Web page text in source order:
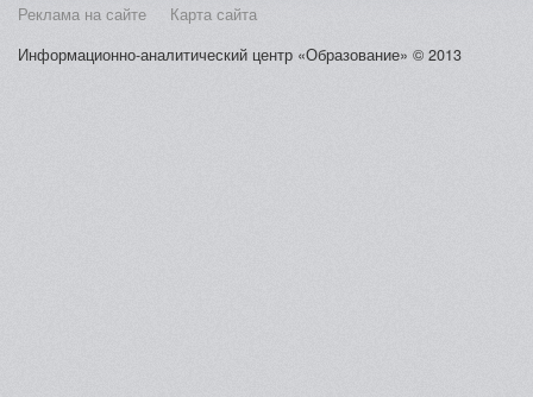
Реклама на сайте
Карта сайта
Информационно-аналитический центр «Образование» © 2013